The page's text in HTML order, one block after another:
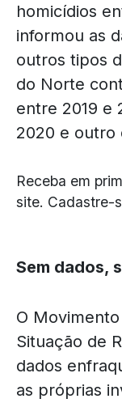
homicídios
informou as
outros tipos
do Norte
entre 2019 e
2020 e outro
Receba em
site. Cadastre-
Sem dados,
O
Situação de
dados
as próprias